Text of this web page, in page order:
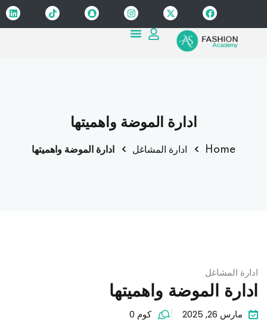
ادارة الموضة واهميتها
Home ادارة المشاغل ادارة الموضة واهميتها
ادارة المشاغل
ادارة الموضة واهميتها
مارس 26, 2025 كوم 0
Sign in
Sign up